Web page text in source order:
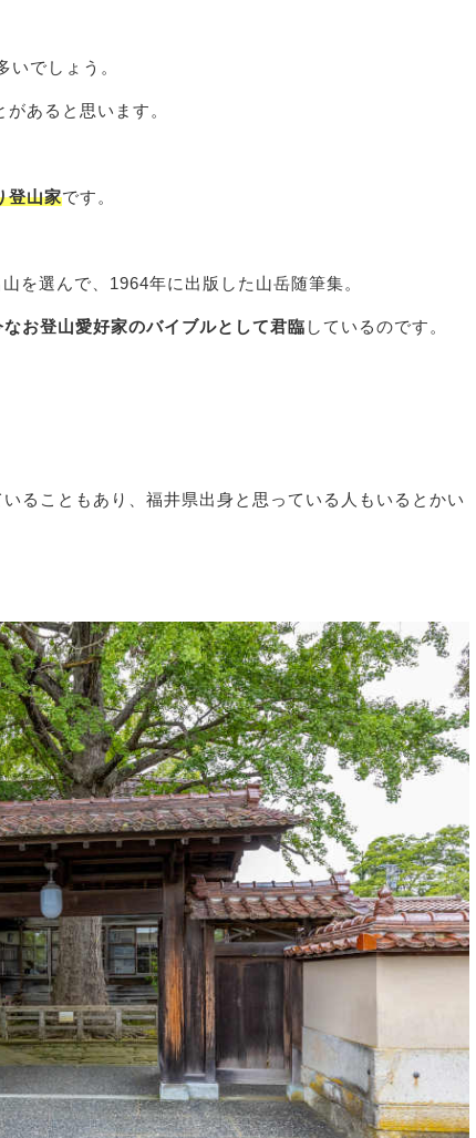
いでしょう。
あると思います。
登山家です。
を選んで、1964年に出版した山岳随筆集。
なお登山愛好家のバイブルとして君臨 しているのです。
いることもあり、福井県出身と思っている人もいるとかい